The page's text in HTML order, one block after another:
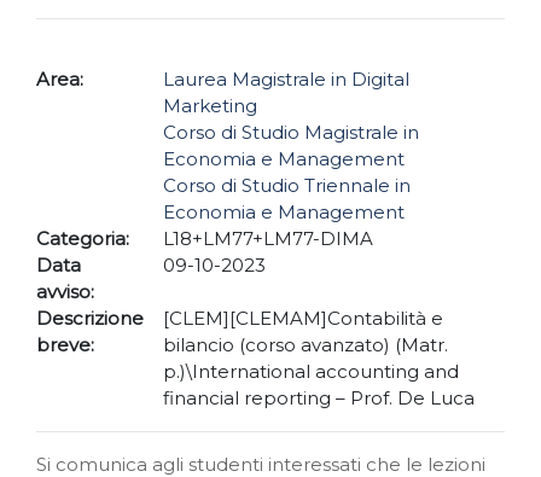
Area:
Laurea Magistrale in Digital
Marketing
Corso di Studio Magistrale in
Economia e Management
Corso di Studio Triennale in
Economia e Management
Categoria:
L18+LM77+LM77-DIMA
Data
avviso:
09-10-2023
Descrizione
breve:
[CLEM][CLEMAM]Contabilità e
bilancio (corso avanzato) (Matr.
p.)\International accounting and
financial reporting – Prof. De Luca
Si comunica agli studenti interessati che le lezioni